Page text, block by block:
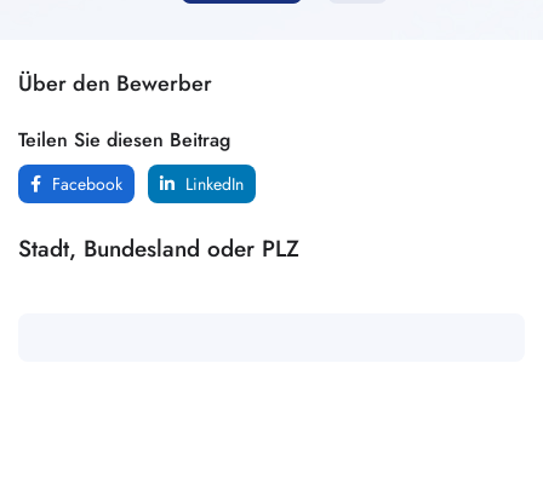
Über den Bewerber
Teilen Sie diesen Beitrag
Facebook LinkedIn
Stadt, Bundesland oder PLZ